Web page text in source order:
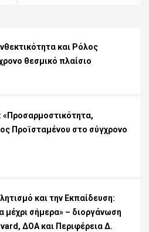
και Ρόλος
θεσμικό πλαίσιο
«Προσαρμοστικότητα,
Προϊσταμένου στο σύγχρονο
και την Εκπαίδευση:
μέχρι σήμερα» – διοργάνωση
ΔΟΑ και Περιφέρεια Δ.